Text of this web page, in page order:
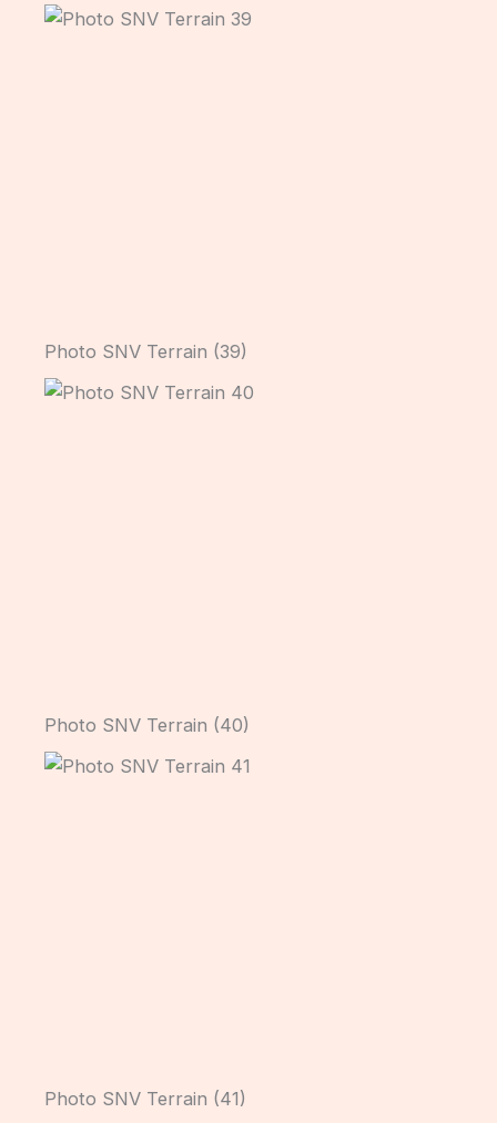
Photo SNV Terrain (39)
Photo SNV Terrain (40)
Photo SNV Terrain (41)